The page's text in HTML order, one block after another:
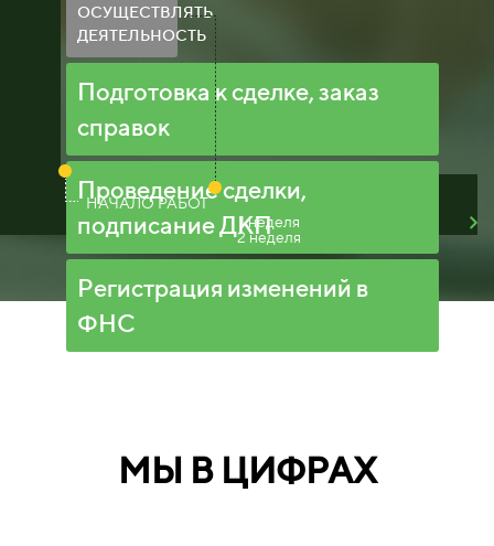
ОСУЩЕСТВЛЯТЬ
ДЕЯТЕЛЬНОСТЬ
Подготовка к сделке, заказ
справок
Проведение сделки,
подписание ДКП
Регистрация изменений в
ФНС
НАЧАЛО РАБОТ
1 неделя
2 неделя
МЫ В ЦИФРАХ